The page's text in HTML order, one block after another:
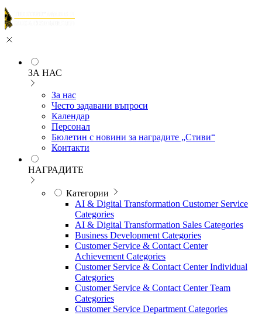
ЗА НАС
За нас
Често задавани въпроси
Календар
Персонал
Бюлетин с новини за наградите „Стиви“
Контакти
НАГРАДИТЕ
Категории
AI & Digital Transformation Customer Service
Categories
AI & Digital Transformation Sales Categories
Business Development Categories
Customer Service & Contact Center
Achievement Categories
Customer Service & Contact Center Individual
Categories
Customer Service & Contact Center Team
Categories
Customer Service Department Categories